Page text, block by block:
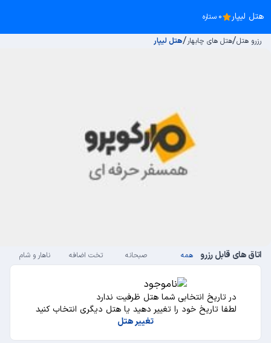
هتل لیپار 0 ستاره
رزرو هتل/هتل های چابهار/هتل لیپار
اتاق های قابل رزرو همه صبحانه تخت اضافه ناهار و شام
در تاریخ انتخابی شما هتل ظرفیت ندارد
لطفا تاریخ خود را تغییر دهید یا هتل دیگری انتخاب کنید
تغییر هتل